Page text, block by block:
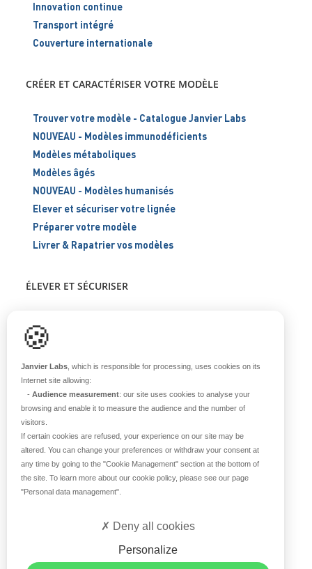
Innovation continue
Transport intégré
Couverture internationale
CRÉER ET CARACTÉRISER VOTRE MODÈLE
Trouver votre modèle - Catalogue Janvier Labs
NOUVEAU - Modèles immunodéficients
Modèles métaboliques
Modèles âgés
NOUVEAU - Modèles humanisés
Elever et sécuriser votre lignée
Préparer votre modèle
Livrer & Rapatrier vos modèles
ÉLEVER ET SÉCURISER
Blog
À PROPOS
Notre histoire
Nos équipes
Nos valeurs
🍪
Janvier Labs , which is responsible for processing, uses cookies on its
Internet site allowing:
- Audience measurement: our site uses cookies to analyse your
browsing and enable it to measure the audience and the number of
visitors.
If certain cookies are refused, your experience on our site may be
altered. You can change your preferences or withdraw your consent at
any time by going to the "Cookie Management" section at the bottom of
the site. To learn more about our cookie policy, please see our page
"Personal data management"
Personalize
Deny all cookies